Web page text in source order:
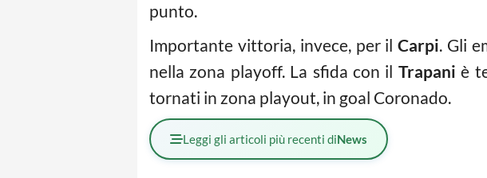
punto.
Importante vittoria, invece, per ilCarpi. Gli
nella zona playoff. La sfida con il Trapani è
tornati in zona playout, in goal Coronado.
Leggi gli articoli più recenti diNews